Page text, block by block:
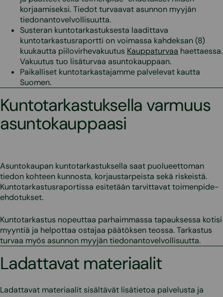
korjaamiseksi. Tiedot turvaavat asunnon myyjän
tiedonantovelvollisuutta.
Susteran kuntotarkastuksesta laadittava
kuntotarkastusraportti on voimassa kahdeksan (8)
kuukautta piilovirhevakuutus Kauppaturvaa haettaessa.
Vakuutus tuo lisäturvaa asuntokauppaan.
Paikalliset kuntotarkastajamme palvelevat kautta
Suomen.
Kuntotarkastuksella varmuus
asuntokauppaasi
Asuntokaupan kuntotarkastuksella saat puolueettoman
tiedon kohteen kunnosta, korjaustarpeista sekä riskeistä.
Kuntotarkastusraportissa esitetään tarvittavat toimenpide-
ehdotukset.
Kuntotarkastus nopeuttaa parhaimmassa tapauksessa kotisi
myyntiä ja helpottaa ostajaa päätöksen teossa. Tarkastus
turvaa myös asunnon myyjän tiedonantovelvollisuutta.
Ladattavat materiaalit
Ladattavat materiaalit sisältävät lisätietoa palvelusta ja